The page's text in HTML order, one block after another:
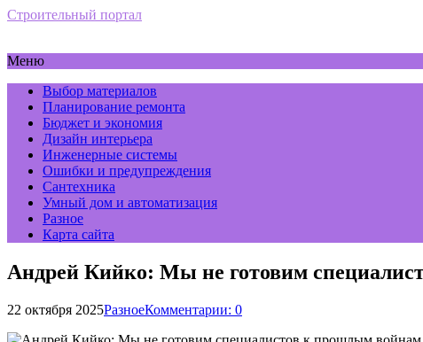
Строительный портал
Меню
Выбор материалов
Планирование ремонта
Бюджет и экономия
Дизайн интерьера
Инженерные системы
Ошибки и предупреждения
Сантехника
Умный дом и автоматизация
Разное
Карта сайта
Андрей Кийко: Мы не готовим
22 октября 2025РазноеКомментарии: 0